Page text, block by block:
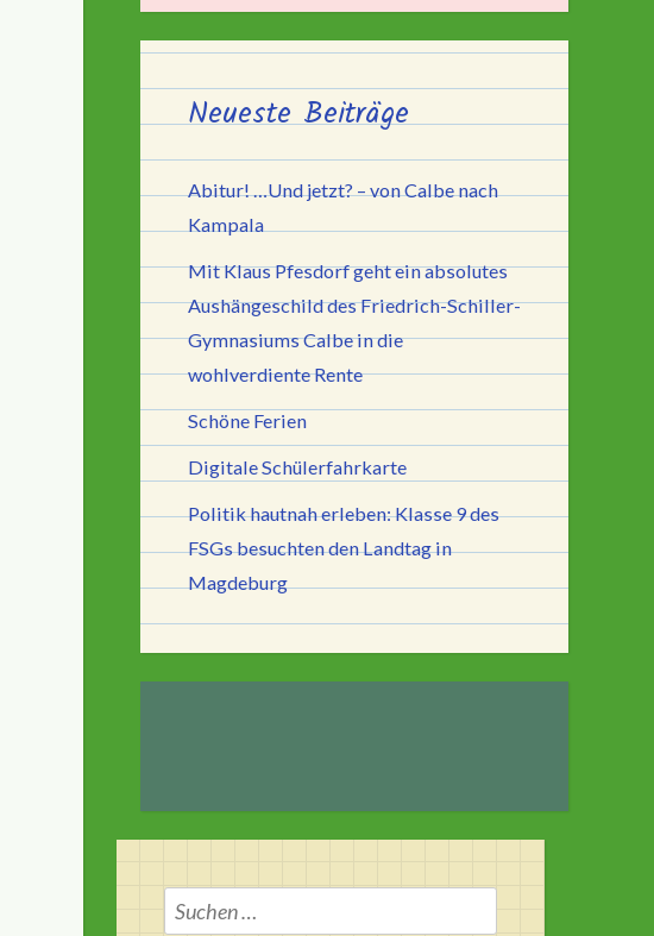
Neueste Beiträge
Abitur! …Und jetzt? – von Calbe nach
Kampala
Mit Klaus Pfesdorf geht ein absolutes
Aushängeschild des Friedrich-Schiller-
Gymnasiums Calbe in die
wohlverdiente Rente
Schöne Ferien
Digitale Schülerfahrkarte
Politik hautnah erleben: Klasse 9 des
FSGs besuchten den Landtag in
Magdeburg
Suchen